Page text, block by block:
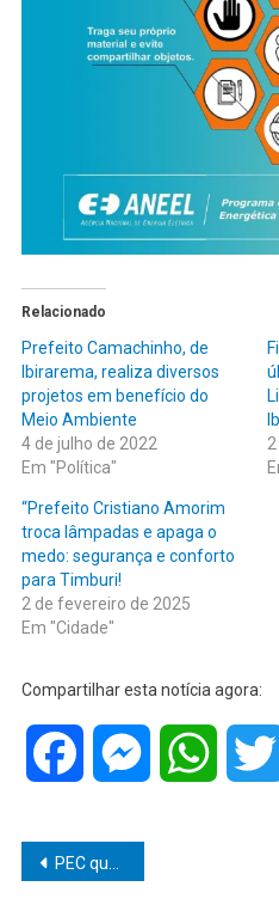
Relacionado
Prefeito Camachinho, de
Ibirarema, realiza diversos
projetos em benefício do
Meio Ambiente
4 de julho de 2022
Em "Política"
“Prefeito Cristiano Amorim
troca lâmpadas e apaga o
medo: segurança e conforto
para Timburi!
2 de fevereiro de 2025
Em "Cidade"
Compartilhar esta notícia agora:
Facebook Messenger
Navegação
PEC que propõe distritão nas próximas eleições foi aprovada por Comissão da Câmara.